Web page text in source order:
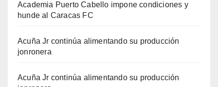
Academia Puerto Cabello impone condiciones y
hunde al Caracas FC
Acuña Jr continúa alimentando su producción
jonronera
Acuña Jr continúa alimentando su producción